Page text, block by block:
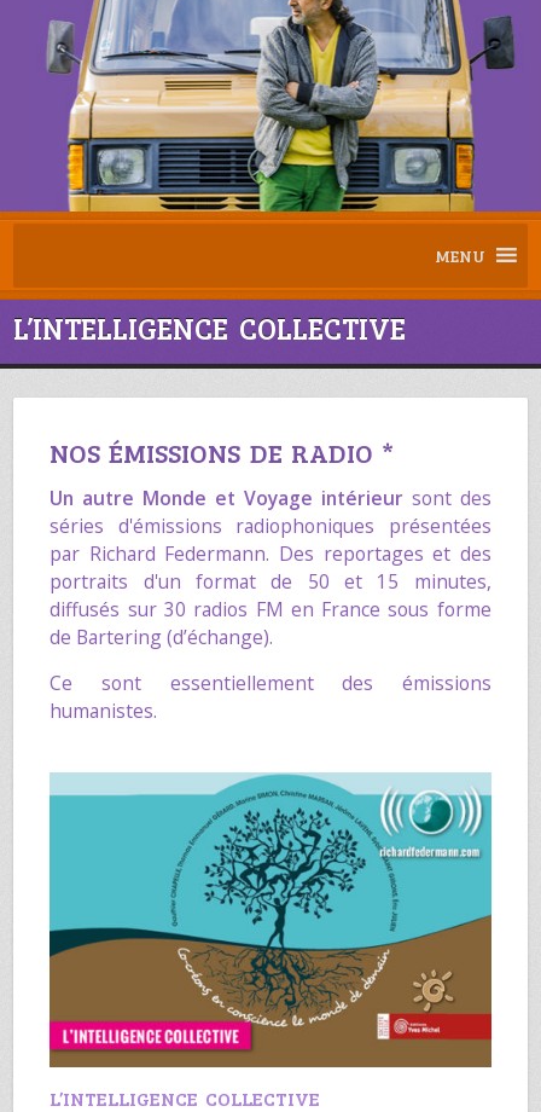
MENU
L’INTELLIGENCE COLLECTIVE
NOS ÉMISSIONS DE RADIO *
Un autre Monde et Voyage intérieursont des
séries d'émissions radiophoniques présentées
par Richard Federmann. Des reportages et des
portraits d'un format de 50 et 15 minutes,
diffusés sur 30 radios FM en France sous forme
de Bartering (d’échange).
Ce sont essentiellement des émissions
humanistes.
L’INTELLIGENCE COLLECTIVE